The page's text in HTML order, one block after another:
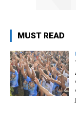
MUST READ